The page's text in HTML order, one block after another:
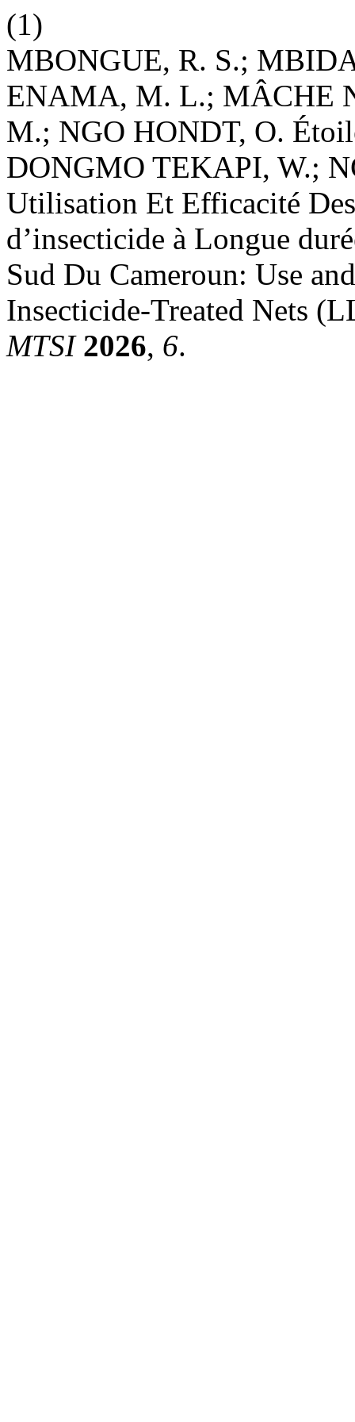
(1)
MBONGUE, R. S.;
ENAMA, M. L.; MÂCHE
M.; NGO HONDT, O.
DONGMO TEKAPI, W.;
Utilisation Et Efficacité
d’insecticide à Longue
Sud Du Cameroun: Use
Insecticide-Treated Nets
MTSI 2026, 6.